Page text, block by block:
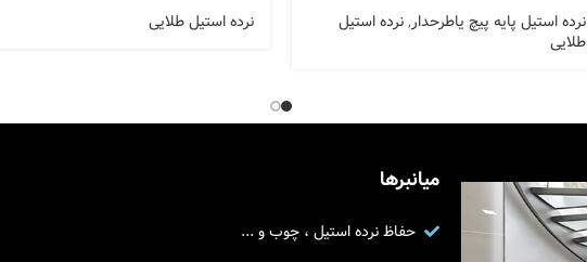
نرده استیل پایه پیچ یاطرحدار, نرده استیل
طلایی
نرده استیل طلایی
میانبرها
حفاظ نرده استیل ، چوب و ...